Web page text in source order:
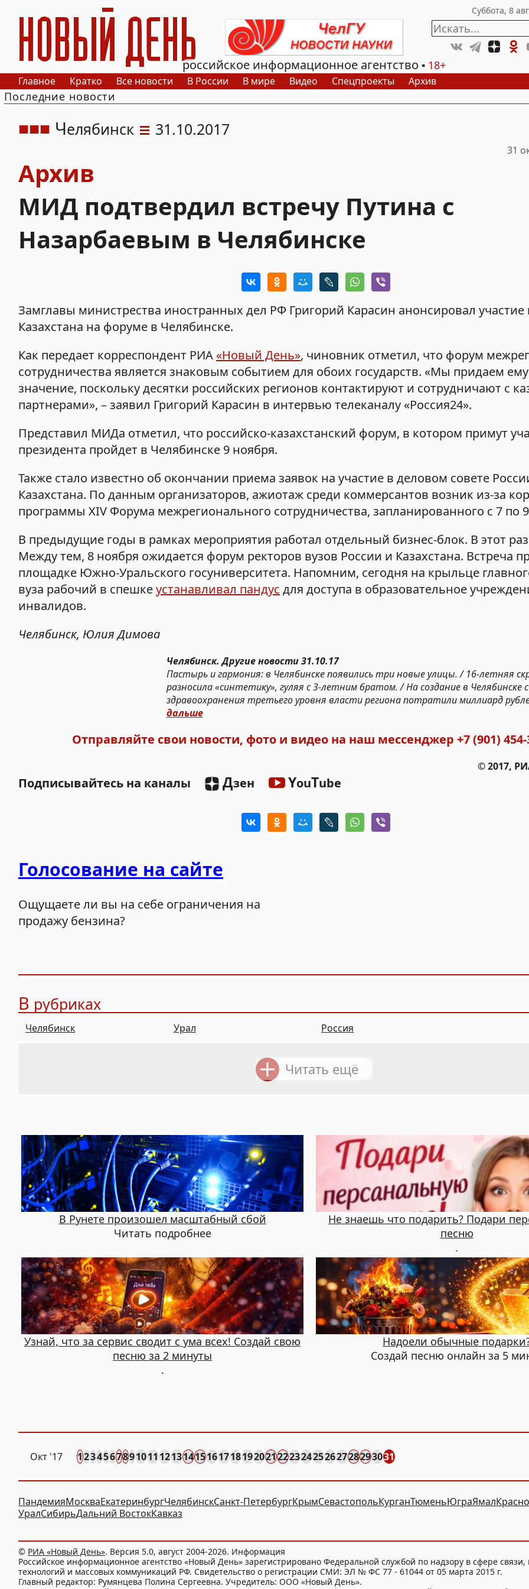
РИА Новый День
российское информационное агентство
18+
Главное Кратко Все новости В России В мире Видео Спецпроекты Архив
Последние новости
Челябинск 31.10.2017
31
Архив
МИД подтвердил встречу Путина с
Назарбаевым в Челябинске
Замглавы министрества иностранных дел РФ Григорий Карасин анонсировал участие
Казахстана на форуме в Челябинске.
Как передает корреспондент РИА«Новый День», чиновник отметил, что форум
сотрудничества является знаковым событием для обоих государств. «Мы придаем
значение, поскольку десятки российских регионов контактируют и сотрудничают с
партнерами», – заявил Григорий Карасин в интервью телеканалу «Россия24».
Представил МИДа отметил, что российско-казахстанский форум, в котором примут
президента пройдет в Челябинске 9 ноября.
Также стало известно об окончании приема заявок на участие в деловом совете
Казахстана. По данным организаторов, ажиотаж среди коммерсантов возник из-за
программы XIV Форума межрегионального сотрудничества, запланированного с 7 по
В предыдущие годы в рамках мероприятия работал отдельный бизнес-блок. В этот раз
Между тем, 8 ноября ожидается форум ректоров вузов России и Казахстана. Встреча
площадке Южно-Уральского госуниверситета. Напомним, сегодня на крыльце
вуза рабочий в спешкеустанавливал пандус для доступа в образовательное
инвалидов.
Челябинск, Юлия Димова
Челябинск. Другие новости 31.10.17
Пастырь и гармония: в Челябинске появились три новые улицы. / 16-летняя
разносила «синтетику», гуляя с 3-летним братом. / На создание в Челябинске
здравоохранения третьего уровня власти региона потратили миллиард
дальше
Отправляйте свои новости, фото и видео на наш мессенджер +7 (901)
© 2017,
Подписывайтесь на каналы Дзен YouTube
Голосование на сайте
Ощущаете ли вы на себе ограничения на
продажу бензина?
В рубриках
Челябинск Урал Россия
Читать ещё
В Рунете произошел масштабный сбой
Читать подробнее
Не знаешь что подарить? Подари
песню
.
Узнай, что за сервис сводит с ума всех! Создай свою
песню за 2 минуты
.
Надоели обычные
Создай песню онлайн за 5
Окт '17 12345678910111213141516171819202122232425262728293031
ПандемияМоскваЕкатеринбургЧелябинскСанкт-ПетербургКрымСевастопольКурганТюменьЮграЯмал
УралСибирьДальний ВостокКавказ
© РИА «Новый День». Версия 5.0, август 2004-2026. Информация
Российское информационное агентство «Новый День» зарегистрировано Федеральной службой по надзору в сфере
технологий и массовых коммуникаций РФ. Свидетельство о регистрации СМИ: ЭЛ № ФС 77 - 61044 от 05 марта 2015 г.
Главный редактор: Румянцева Полина Сергеевна. Учредитель: ООО «Новый День».